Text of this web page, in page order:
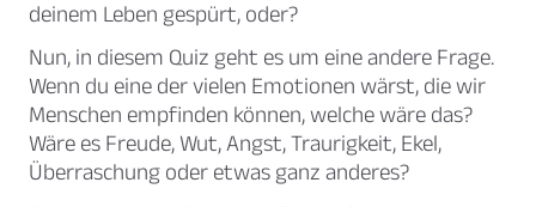
deinem Leben gespürt, oder?
Nun, in diesem Quiz geht es um eine andere Frage.
Wenn du eine der vielen Emotionen wärst, die wir
Menschen empfinden können, welche wäre das?
Wäre es Freude, Wut, Angst, Traurigkeit, Ekel,
Überraschung oder etwas ganz anderes?